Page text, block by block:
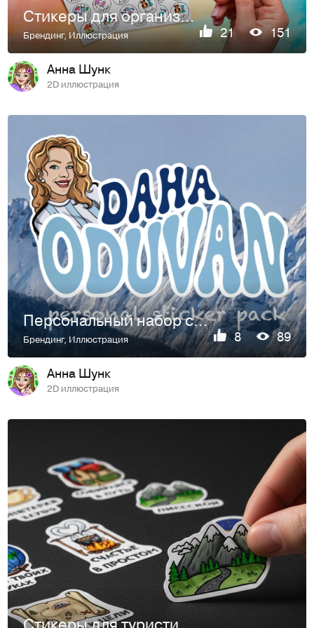
Стикеры для организации хранения детских игрушек и одежды
Брендинг,Иллюстрация 21 151
Анна Шунк
2D иллюстрация
Персональный набор стикеров. Стикерпак
Брендинг, Иллюстрация 8 89
Анна Шунк
2D иллюстрация